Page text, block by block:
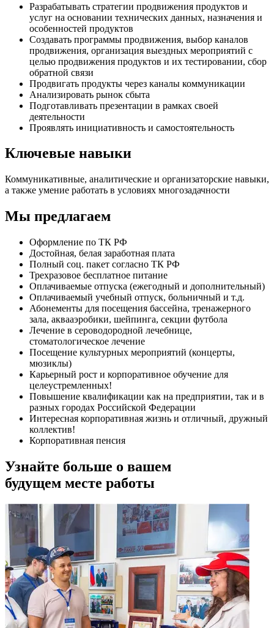
Разрабатывать стратегии продвижения продуктов и
услуг на основании технических данных, назначения и
особенностей продуктов
Создавать программы продвижения, выбор каналов
продвижения, организация выездных мероприятий с
целью продвижения продуктов и их тестировании, сбор
обратной связи
Продвигать продукты через каналы коммуникации
Анализировать рынок сбыта
Подготавливать презентации в рамках своей
деятельности
Проявлять инициативность и самостоятельность
Ключевые навыки
Коммуникативные, аналитические и организаторские навыки,
а также умение работать в условиях многозадачности
Мы предлагаем
Оформление по ТК РФ
Достойная, белая заработная плата
Полный соц. пакет согласно ТК РФ
Трехразовое бесплатное питание
Оплачиваемые отпуска (ежегодный и дополнительный)
Оплачиваемый учебный отпуск, больничный и т.д.
Абонементы для посещения бассейна, тренажерного
зала, аквааэробики, шейпинга, секции футбола
Лечение в сероводородной лечебнице,
стоматологическое лечение
Посещение культурных мероприятий (концерты,
мюзиклы)
Карьерный рост и корпоративное обучение для
целеустремленных!
Повышение квалификации как на предприятии, так и в
разных городах Российской Федерации
Интересная корпоративная жизнь и отличный, дружный
коллектив!
Корпоративная пенсия
Узнайте больше о вашем
будущем месте работы